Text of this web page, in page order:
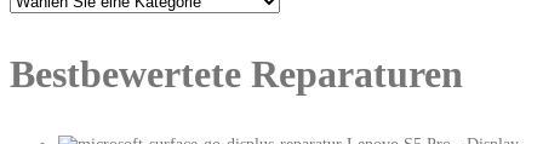
Bestbewertete Reparaturen